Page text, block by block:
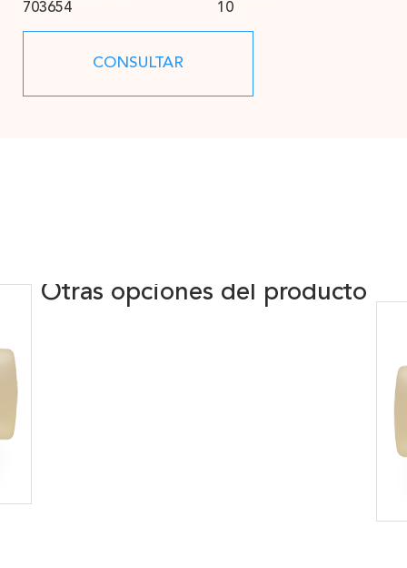
703654 10
CONSULTAR
Otras opciones del producto